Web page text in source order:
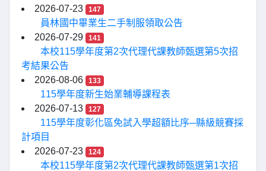
2026-07-23
147
員林國中畢業生二手制服領取公告
2026-07-29
141
本校115學年度第2次代理代課教師甄選第5次招
考結果公告
2026-08-06
133
115學年度新生始業輔導課程表
2026-07-13
127
115學年度彰化區免試入學超額比序─縣級競賽採
計項目
2026-07-23
124
本校115學年度第2次代理代課教師甄選第1次招